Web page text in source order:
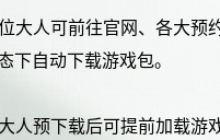
大人可前往官网、各大预
下自动下载游戏包。
人预下载后可提前加载游